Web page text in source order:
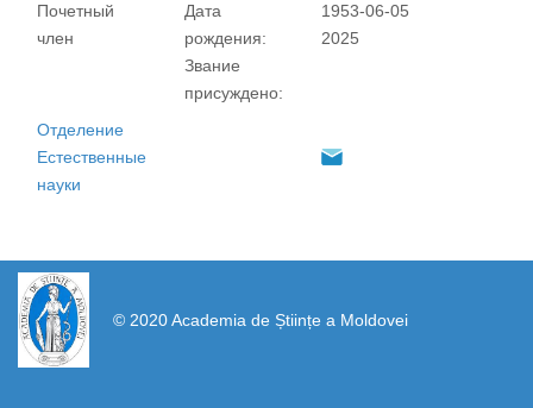
Почетный
член
Дата
рождения:
Звание
присуждено:
1953-06-05
2025
Отделение
Естественные
науки
© 2020 Academia de Științe a Moldovei
https://propletenie.ru/